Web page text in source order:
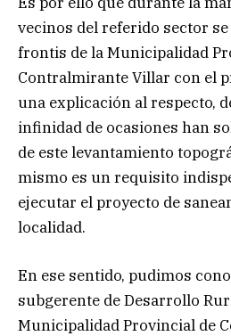
vecinos del referido sector
frontis de la Municipalidad
Contralmirante Villar con el
una explicación al respecto,
infinidad de ocasiones han
de este levantamiento
mismo es un requisito
ejecutar el proyecto de
localidad.
En ese sentido, pudimos
subgerente de Desarrollo
Municipalidad Provincial de